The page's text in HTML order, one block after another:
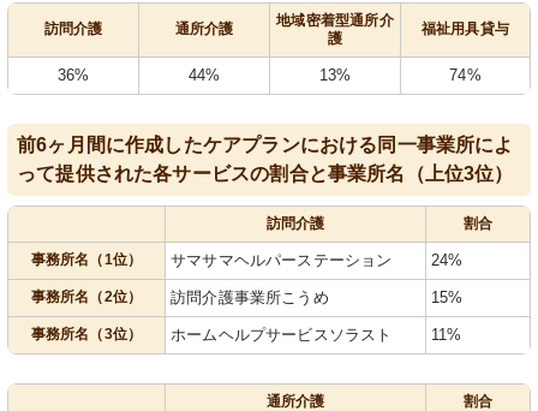
訪問介護 通所介護
地域密着型通所介
護
福祉用具貸与
36% 44% 13% 74%
前6ヶ月間に作成したケアプランにおける同一事業所によ
って提供された各サービスの割合と事業所名（上位3位）
訪問介護 割合
事務所名（1位） サマサマヘルパーステーション 24%
事務所名（2位） 訪問介護事業所こうめ 15%
事務所名（3位） ホームヘルプサービスソラスト 11%
通所介護 割合